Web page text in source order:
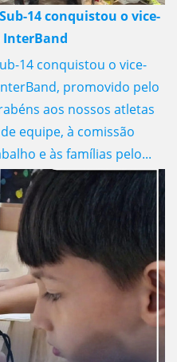
14 conquistou o vice-
InterBand
14 conquistou o vice-
promovido pelo
aos nossos atletas
equipe, à comissão
e às famílias pelo...